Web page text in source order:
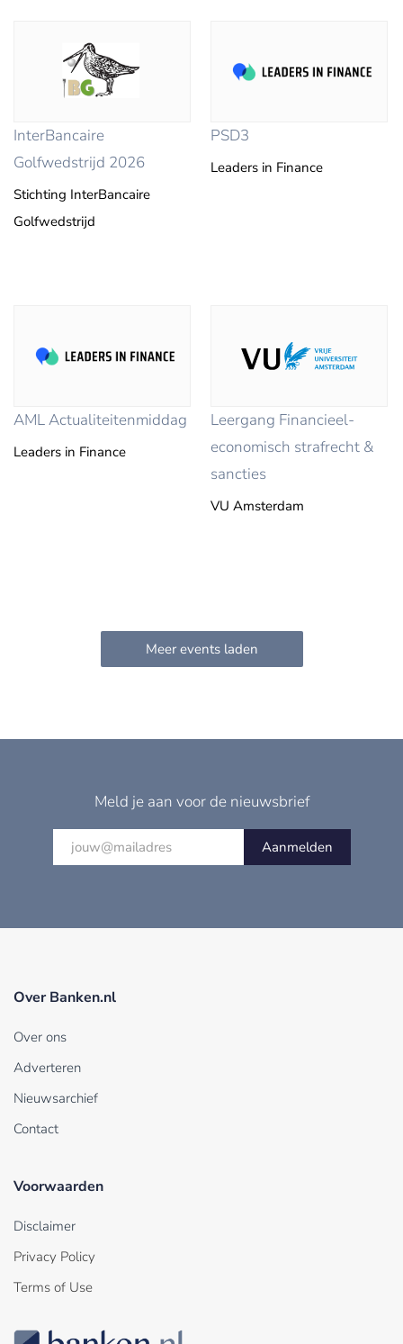
InterBancaire
Golfwedstrijd 2026
Stichting InterBancaire
Golfwedstrijd
PSD3
Leaders in Finance
AML Actualiteitenmiddag
Leaders in Finance
Leergang Financieel-
economisch strafrecht &
sancties
VU Amsterdam
Meld je aan voor de nieuwsbrief
Aanmelden
Over Banken.nl
Over ons
Adverteren
Nieuwsarchief
Contact
Voorwaarden
Disclaimer
Privacy Policy
Terms of Use